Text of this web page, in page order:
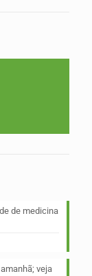
de medicina
veja